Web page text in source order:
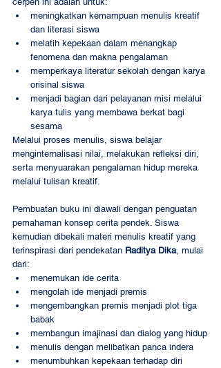
meningkatkan kemampuan menulis kreatif
dan literasi siswa
melatih kepekaan dalam menangkap
fenomena dan makna pengalaman
memperkaya literatur sekolah dengan karya
orisinal siswa
menjadi bagian dari pelayanan misi melalui
karya tulis yang membawa berkat bagi
sesama
Melalui proses menulis, siswa belajar
menginternalisasi nilai, melakukan refleksi diri,
serta menyuarakan pengalaman hidup mereka
melalui tulisan kreatif.
Pembuatan buku ini diawali dengan penguatan
pemahaman konsep cerita pendek. Siswa
kemudian dibekali materi menulis kreatif yang
terinspirasi dari pendekatan Raditya Dika, mulai
dari:
menemukan ide cerita
mengolah ide menjadi premis
mengembangkan premis menjadi plot tiga
babak
membangun imajinasi dan dialog yang hidup
menulis dengan melibatkan panca indera
menumbuhkan kepekaan terhadap diri